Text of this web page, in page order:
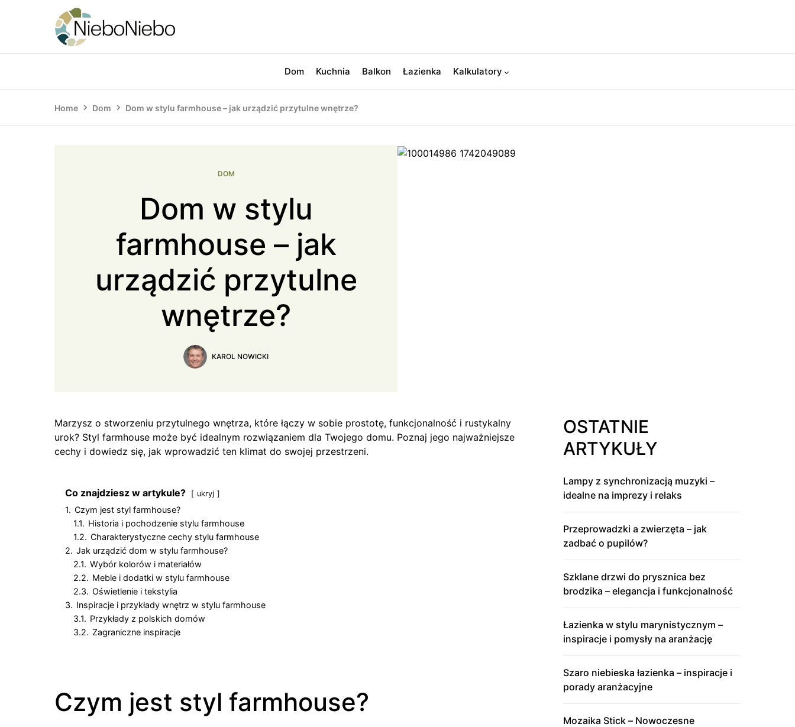
Dom Kuchnia Balkon Łazienka Kalkulatory
Home Dom Dom w stylu farmhouse – jak urządzić przytulne wnętrze?
DOM
Dom w stylu
farmhouse – jak
urządzić przytulne
wnętrze?
KAROL NOWICKI
Marzysz o stworzeniu przytulnego wnętrza, które łączy w sobie prostotę, funkcjonalność i rustykalny
urok? Styl farmhouse może być idealnym rozwiązaniem dla Twojego domu. Poznaj jego najważniejsze
cechy i dowiedz się, jak wprowadzić ten klimat do swojej przestrzeni.
Co znajdziesz w artykule? ukryj
1. Czym jest styl farmhouse?
1.1. Historia i pochodzenie stylu farmhouse
1.2. Charakterystyczne cechy stylu farmhouse
2. Jak urządzić dom w stylu farmhouse?
2.1. Wybór kolorów i materiałów
2.2. Meble i dodatki w stylu farmhouse
2.3. Oświetlenie i tekstylia
3. Inspiracje i przykłady wnętrz w stylu farmhouse
3.1. Przykłady z polskich domów
3.2. Zagraniczne inspiracje
Czym jest styl farmhouse?
OSTATNIE
ARTYKUŁY
Lampy z synchronizacją muzyki –
idealne na imprezy i relaks
Przeprowadzki a zwierzęta – jak
zadbać o pupilów?
Szklane drzwi do prysznica bez
brodzika – elegancja i funkcjonalność
Łazienka w stylu marynistycznym –
inspiracje i pomysły na aranżację
Szaro niebieska łazienka – inspiracje i
porady aranżacyjne
Mozaika Stick – Nowoczesne